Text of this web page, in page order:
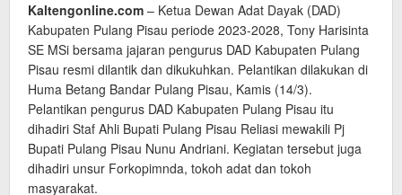
Kaltengonline.com – Ketua Dewan Adat Dayak (DAD)
Kabupaten Pulang Pisau periode 2023-2028, Tony Harisinta
SE MSi bersama jajaran pengurus DAD Kabupaten Pulang
Pisau resmi dilantik dan dikukuhkan. Pelantikan dilakukan di
Huma Betang Bandar Pulang Pisau, Kamis (14/3).
Pelantikan pengurus DAD Kabupaten Pulang Pisau itu
dihadiri Staf Ahli Bupati Pulang Pisau Reliasi mewakili Pj
Bupati Pulang Pisau Nunu Andriani. Kegiatan tersebut juga
dihadiri unsur Forkopimnda, tokoh adat dan tokoh
masyarakat.